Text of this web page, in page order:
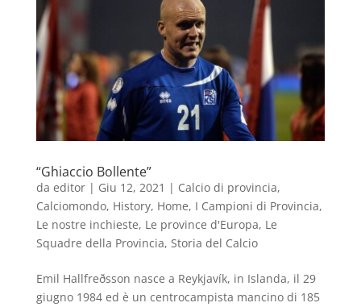
“Ghiaccio Bollente”
da editor| Giu 12, 2021 | Calcio di provincia,
Calciomondo, History, Home, I Campioni di Provincia,
Le nostre inchieste, Le province d'Europa, Le
Squadre della Provincia, Storia del Calcio
Emil Hallfreðsson nasce a Reykjavík, in Islanda, il 29
giugno 1984 ed è un centrocampista mancino di 185